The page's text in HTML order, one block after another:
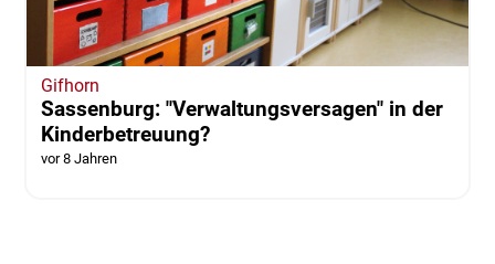
Gifhorn
Sassenburg: "Verwaltungsversagen" in der
Kinderbetreuung?
vor 8 Jahren